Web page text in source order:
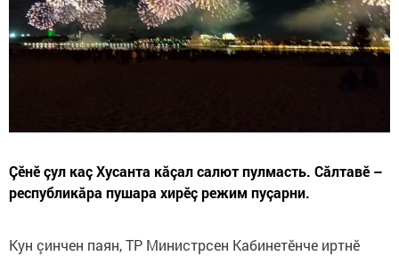
Çӗнӗ çул каç Хусанта кăçал салют пулмасть. Сăлтавӗ –
республикăра пушара хирӗç режим пуçарни.
Кун çинчен паян, ТР Министрсен Кабинетӗнче иртнӗ